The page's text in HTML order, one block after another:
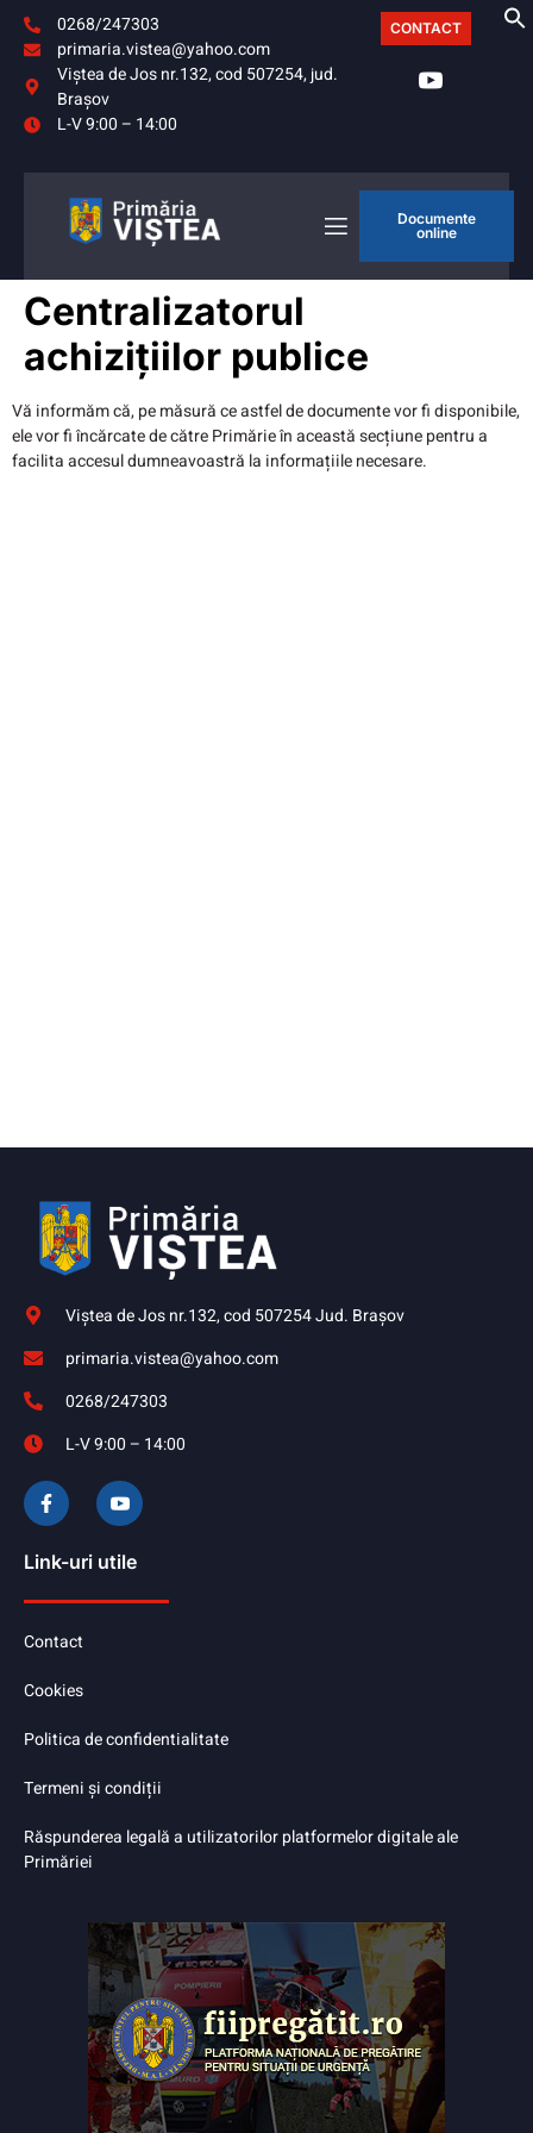
0268/247303
primaria.vistea@yahoo.com
Viştea de Jos nr.132, cod 507254, jud.
Braşov
L-V 9:00 – 14:00
CONTACT
Documente
online
Centralizatorul
achizițiilor publice
Vă informăm că, pe măsură ce astfel de documente vor fi disponibile,
ele vor fi încărcate de către Primărie în această secțiune pentru a
facilita accesul dumneavoastră la informațiile necesare.
Viştea de Jos nr.132, cod 507254 Jud. Braşov
primaria.vistea@yahoo.com
0268/247303
L-V 9:00 – 14:00
Link-uri utile
Contact
Cookies
Politica de confidentialitate
Termeni și condiții
Răspunderea legală a utilizatorilor platformelor digitale ale
Primăriei